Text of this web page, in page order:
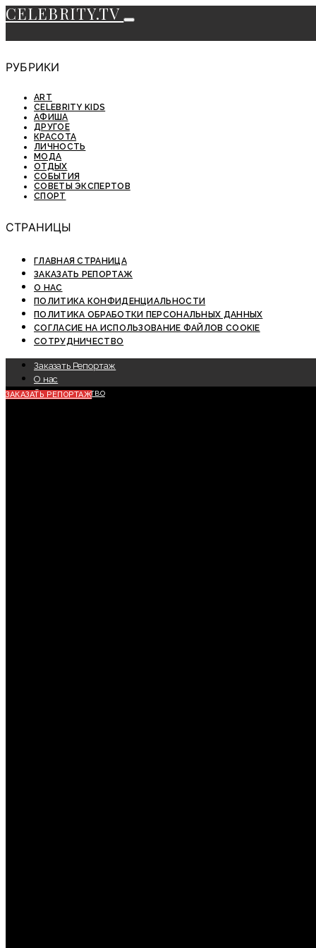
CELEBRITY.TV
РУБРИКИ
ART
CELEBRITY KIDS
АФИША
ДРУГОЕ
КРАСОТА
ЛИЧНОСТЬ
МОДА
ОТДЫХ
СОБЫТИЯ
СОВЕТЫ ЭКСПЕРТОВ
СПОРТ
СТРАНИЦЫ
ГЛАВНАЯ СТРАНИЦА
ЗАКАЗАТЬ РЕПОРТАЖ
О НАС
ПОЛИТИКА КОНФИДЕНЦИАЛЬНОСТИ
ПОЛИТИКА ОБРАБОТКИ ПЕРСОНАЛЬНЫХ ДАННЫХ
СОГЛАСИЕ НА ИСПОЛЬЗОВАНИЕ ФАЙЛОВ COOKIE
СОТРУДНИЧЕСТВО
Заказать Репортаж
О нас
Сотрудничество
ЗАКАЗАТЬ РЕПОРТАЖ